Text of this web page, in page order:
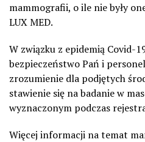
mammografii, o ile nie były
LUX MED.
W związku z epidemią Covid-
bezpieczeństwo Pań i
zrozumienie dla podjętych
stawienie się na badanie w
wyznaczonym podczas
Więcej informacji na temat